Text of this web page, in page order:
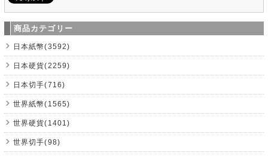
商品カテゴリー
日本紙幣(3592)
日本硬貨(2259)
日本切手(716)
世界紙幣(1565)
世界硬貨(1401)
世界切手(98)